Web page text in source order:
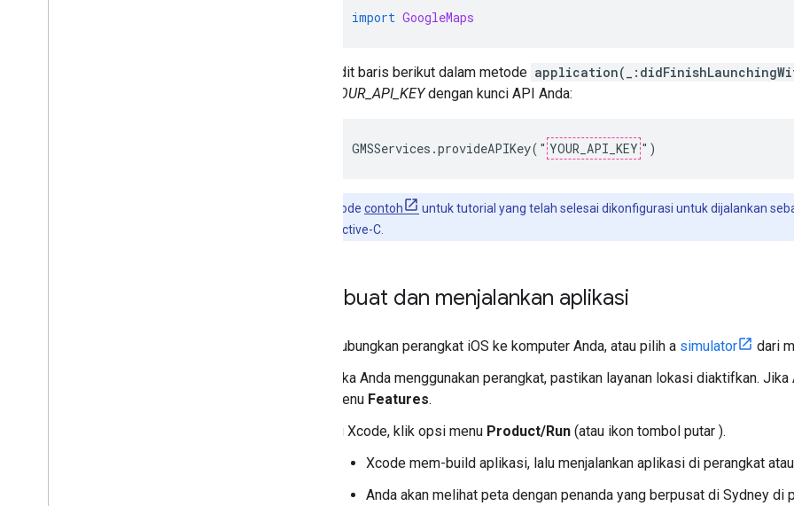
import GoogleMaps
Edit baris berikut dalam metode
YOUR_API_KEYdengan kunci API Anda:
GMSServices.provideAPIKey(" YOUR_API_KEY ")
Kode contoh
untuk tutorial yang telah selesai dikonfigurasi untuk dijalankan
Swift dan Objective-C.
Membuat dan menjalankan aplikasi
Hubungkan perangkat iOS ke komputer Anda, atau pilih a simulator
dari
Jika Anda menggunakan perangkat, pastikan layanan lokasi diaktifkan.
menu Features.
Di Xcode, klik opsi menu Product/Run (atau ikon tombol putar ).
Xcode mem-build aplikasi, lalu menjalankan aplikasi di perangkat
Anda akan melihat peta dengan penanda yang berpusat di Sydney